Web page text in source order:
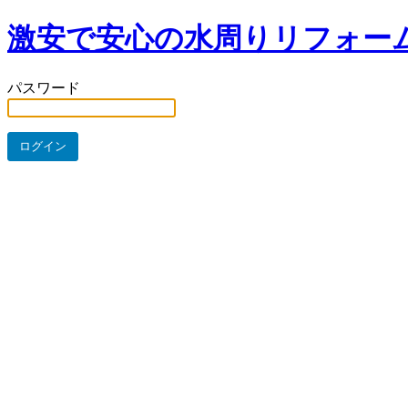
激安で安心の水周りリフォー
パスワード